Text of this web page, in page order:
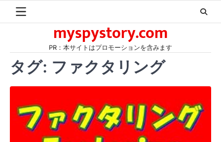
myspystory.com
PR：本サイトはプロモーションを含みます
タグ: ファクタリング